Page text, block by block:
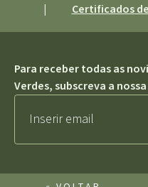
| Certificados
Para receber todas as
Verdes, subscreva a